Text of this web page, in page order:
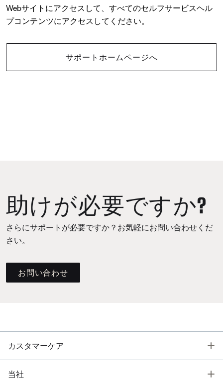
Webサイトにアクセスして、すべてのセルフサービスヘル
プコンテンツにアクセスしてください。
サポートホームページへ
助けが必要ですか?
さらにサポートが必要ですか？お気軽にお問い合わせくだ
さい。
お問い合わせ
カスタマーケア
当社